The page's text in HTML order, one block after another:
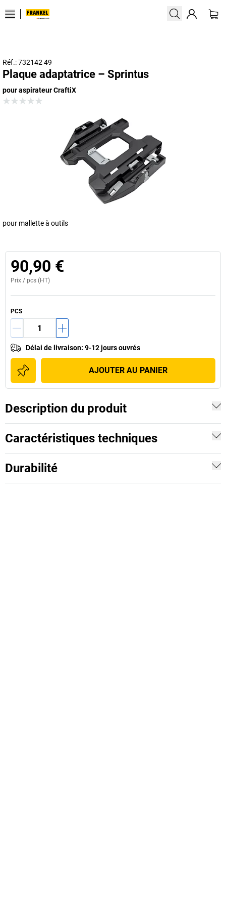
Réf.: 732142 49
Plaque adaptatrice – Sprintus
pour aspirateur CraftiX
pour mallette à outils
90,90 €
Prix / pcs (HT)
PCS
Délai de livraison: 9-12 jours ouvrés
AJOUTER AU PANIER
Description du produit
Caractéristiques techniques
Durabilité